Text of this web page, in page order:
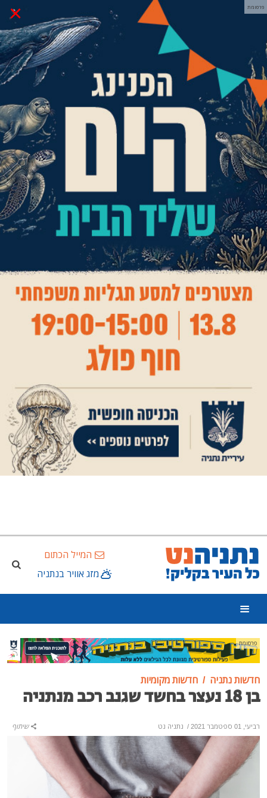
× פרסומת
המייל הכתום
מזג אוויר בנתניה
פרסומת
חדשות נתניה חדשות מקומיות
בן 18 נעצר בחשד שגנב רכב מנתניה
רביעי, 01 ספטמבר 2021 / נתניה נט שיתוף